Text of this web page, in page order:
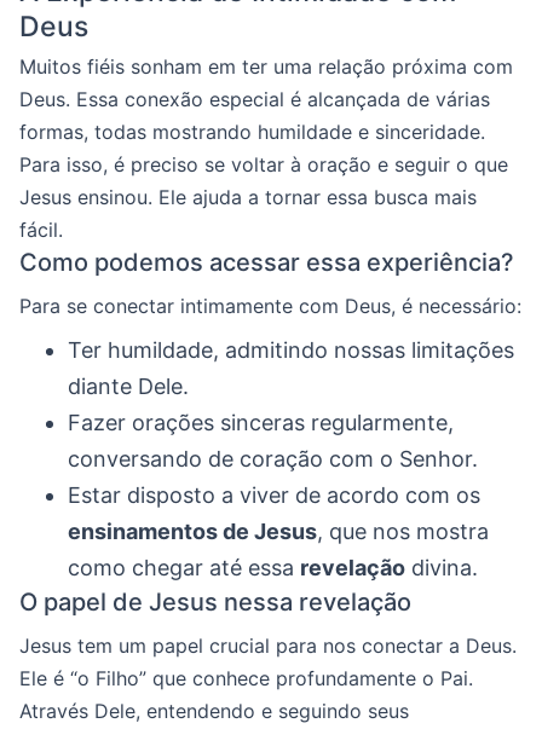
Deus
Muitos fiéis sonham em ter uma relação próxima com
Deus. Essa conexão especial é alcançada de várias
formas, todas mostrando humildade e sinceridade.
Para isso, é preciso se voltar à oração e seguir o que
Jesus ensinou. Ele ajuda a tornar essa busca mais
fácil.
Como podemos acessar essa experiência?
Para se conectar intimamente com Deus, é necessário:
Ter humildade, admitindo nossas limitações
diante Dele.
Fazer orações sinceras regularmente,
conversando de coração com o Senhor.
Estar disposto a viver de acordo com os
ensinamentos de Jesus, que nos mostra
como chegar até essa revelação divina.
O papel de Jesus nessa revelação
Jesus tem um papel crucial para nos conectar a Deus.
Ele é “o Filho” que conhece profundamente o Pai.
Através Dele, entendendo e seguindo seus